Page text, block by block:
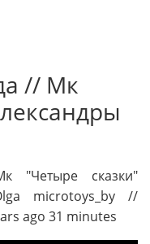
// Мк
"Четыре сказки"
microtoys_by //
ago 31 minutes